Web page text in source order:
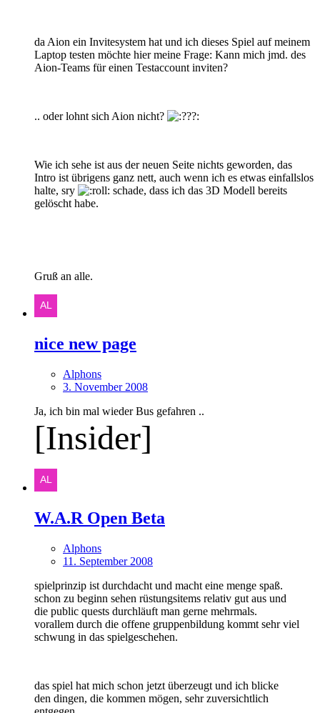
da Aion ein Invitesystem hat und ich dieses Spiel auf meinem
Laptop testen möchte hier meine Frage: Kann mich jmd. des
Aion-Teams für einen Testaccount inviten?
.. oder lohnt sich Aion nicht?
Wie ich sehe ist aus der neuen Seite nichts geworden, das
Intro ist übrigens ganz nett, auch wenn ich es etwas einfallslos
halte, sry
schade, dass ich das 3D Modell bereits
gelöscht habe.
Gruß an alle.
nice new page
Alphons
3. November 2008
Ja, ich bin mal wieder Bus gefahren ..
[Insider]
W.A.R Open Beta
Alphons
11. September 2008
spielprinzip ist durchdacht und macht eine menge spaß.
schon zu beginn sehen rüstungsitems relativ gut aus und
die public quests durchläuft man gerne mehrmals.
vorallem durch die offene gruppenbildung kommt sehr viel
schwung in das spielgeschehen.
das spiel hat mich schon jetzt überzeugt und ich blicke
den dingen, die kommen mögen, sehr zuversichtlich